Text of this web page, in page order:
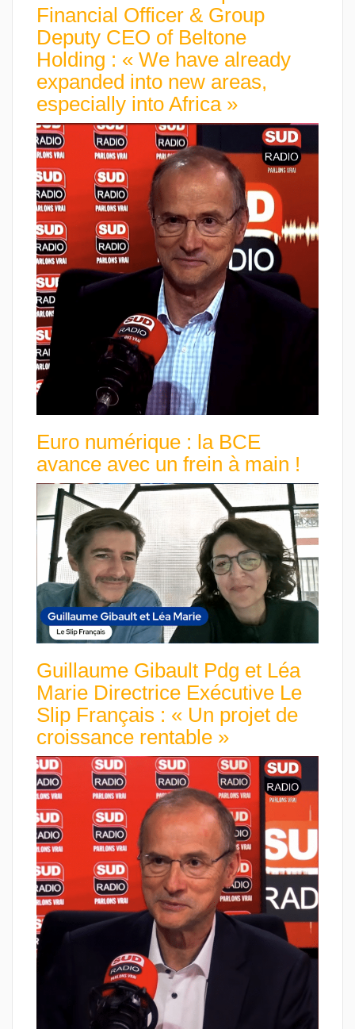
Financial Officer & Group
Deputy CEO of Beltone
Holding : « We have already
expanded into new areas,
especially into Africa »
Euro numérique : la BCE
avance avec un frein à main !
Guillaume Gibault Pdg et Léa
Marie Directrice Exécutive Le
Slip Français : « Un projet de
croissance rentable »